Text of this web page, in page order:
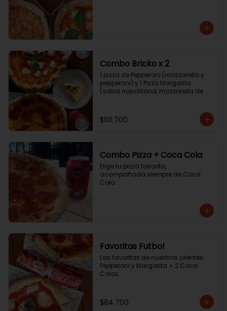
Combo Bricko x 2
1 pizza de Pepperoni (mozzarella y
pepperoni) y 1 Pizza Margarita
(salsa napolitana, mozzarella de
$101.700
Combo Pizza + Coca Cola
Elige tu pizza favorita,
acompañada siempre de Coca
Cola
Favoritas Futbol
Las favoritas de nuestros clientes:
Pepperoni y Margarita + 2 Coca
Colas
$84.700